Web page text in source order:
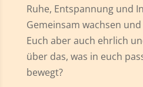
Ruhe, Entspannung und
Gemeinsam wachsen
Euch aber auch ehrlich
über das, was in euch
bewegt?